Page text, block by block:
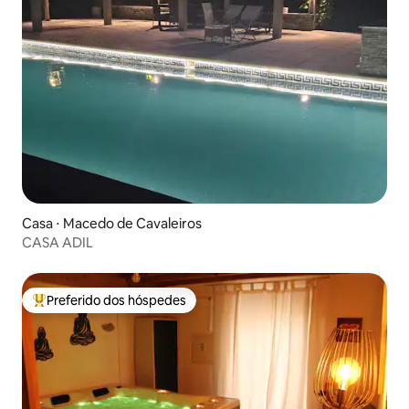
Casa ⋅ Macedo de Cavaleiros
CASA ADIL
Entre os melhores preferidos dos hóspedes
Preferido dos hóspedes